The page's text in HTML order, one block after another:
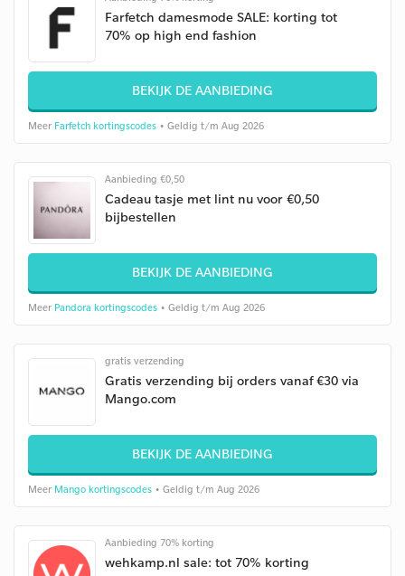
Farfetch damesmode SALE: korting tot
70% op high end fashion
BEKIJK DE AANBIEDING
Meer Farfetch kortingscodes • Geldig t/m Aug 2026
Aanbieding €0,50
Cadeau tasje met lint nu voor €0,50
bijbestellen
BEKIJK DE AANBIEDING
Meer Pandora kortingscodes • Geldig t/m Aug 2026
gratis verzending
Gratis verzending bij orders vanaf €30 via
Mango.com
BEKIJK DE AANBIEDING
Meer Mango kortingscodes • Geldig t/m Aug 2026
Aanbieding 70% korting
wehkamp.nl sale: tot 70% korting